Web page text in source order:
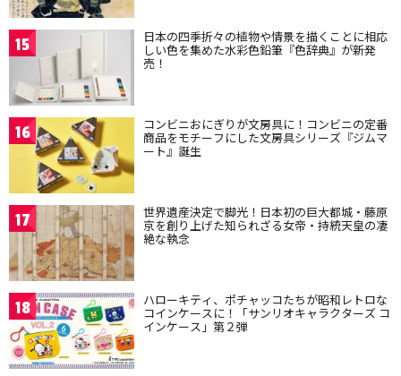
15 日本の四季折々の植物や情景を描くことに相応
しい色を集めた水彩色鉛筆『色辞典』が新発
売！
16 コンビニおにぎりが文房具に！コンビニの定番
商品をモチーフにした文房具シリーズ『ジムマ
ート』誕生
17 世界遺産決定で脚光！日本初の巨大都城・藤原
京を創り上げた知られざる女帝・持統天皇の凄
絶な執念
18 ハローキティ、ポチャッコたちが昭和レトロな
コインケースに！「サンリオキャラクターズ コ
インケース」第２弾